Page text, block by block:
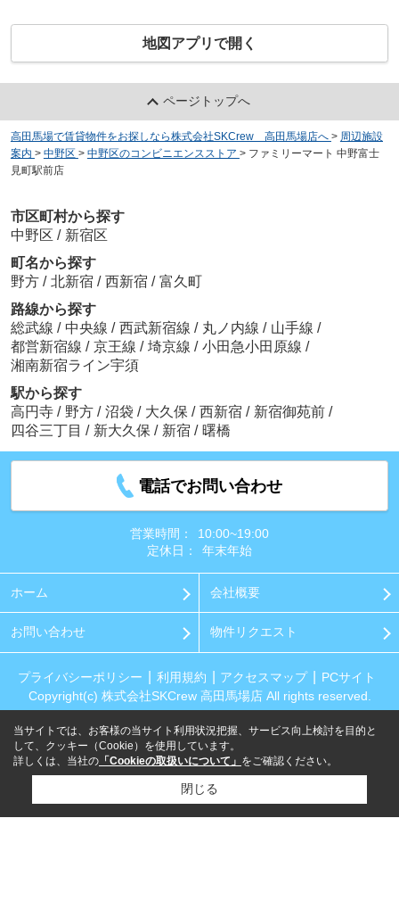
地図アプリで開く
ページトップへ
高田馬場で賃貸物件をお探しなら株式会社SKCrew 高田馬場店へ > 周辺施設
案内 > 中野区 > 中野区のコンビニエンスストア > ファミリーマート 中野富士
見町駅前店
市区町村から探す
中野区 / 新宿区
町名から探す
野方 / 北新宿 / 西新宿 / 富久町
路線から探す
総武線 / 中央線 / 西武新宿線 / 丸ノ内線 / 山手線 /
都営新宿線 / 京王線 / 埼京線 / 小田急小田原線 /
湘南新宿ライン宇須
駅から探す
高円寺 / 野方 / 沼袋 / 大久保 / 西新宿 / 新宿御苑前 /
四谷三丁目 / 新大久保 / 新宿 / 曙橋
電話でお問い合わせ
営業時間：
10:00~19:00
定休日：
年末年始
ホーム 会社概要
お問い合わせ 物件リクエスト
プライバシーポリシー 利用規約 アクセスマップ
PCサイト
Copyright(c) 株式会社SKCrew 高田馬場店 All rights reserved.
当サイトでは、お客様の当サイト利用状況把握、サービス向上検討を目的と
して、クッキー（Cookie）を使用しています。
詳しくは、当社の 「Cookieの取扱いについて」 をご確認ください。
閉じる